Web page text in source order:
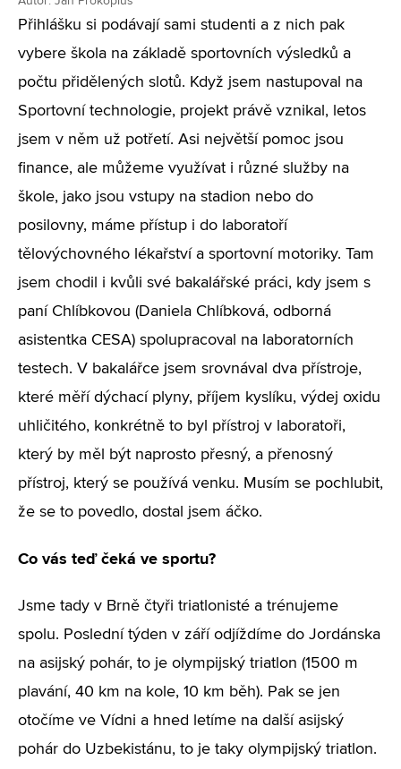
Přihlášku si podávají sami studenti a z nich pak
vybere škola na základě sportovních výsledků a
počtu přidělených slotů. Když jsem nastupoval na
Sportovní technologie, projekt právě vznikal, letos
jsem v něm už potřetí. Asi největší pomoc jsou
finance, ale můžeme využívat i různé služby na
škole, jako jsou vstupy na stadion nebo do
posilovny, máme přístup i do laboratoří
tělovýchovného lékařství a sportovní motoriky. Tam
jsem chodil i kvůli své bakalářské práci, kdy jsem s
paní Chlíbkovou (Daniela Chlíbková, odborná
asistentka CESA) spolupracoval na laboratorních
testech. V bakalářce jsem srovnával dva přístroje,
které měří dýchací plyny, příjem kyslíku, výdej oxidu
uhličitého, konkrétně to byl přístroj v laboratoři,
který by měl být naprosto přesný, a přenosný
přístroj, který se používá venku. Musím se pochlubit,
že se to povedlo, dostal jsem áčko.
Co vás teď čeká ve sportu?
Jsme tady v Brně čtyři triatlonisté a trénujeme
spolu. Poslední týden v září odjíždíme do Jordánska
na asijský pohár, to je olympijský triatlon (1500 m
plavání, 40 km na kole, 10 km běh). Pak se jen
otočíme ve Vídni a hned letíme na další asijský
pohár do Uzbekistánu, to je taky olympijský triatlon.